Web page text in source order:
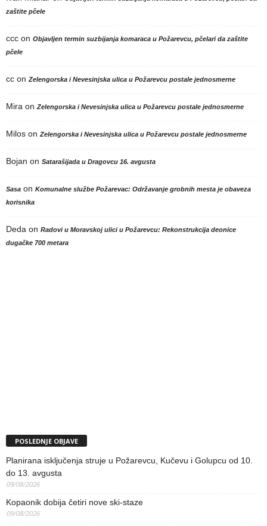
zaštite pčele
ccc on Objavljen termin suzbijanja komaraca u Požarevcu, pčelari da zaštite
pčele
cc on Zelengorska i Nevesinjska ulica u Požarevcu postale jednosmerne
Mira on Zelengorska i Nevesinjska ulica u Požarevcu postale jednosmerne
Milos on Zelengorska i Nevesinjska ulica u Požarevcu postale jednosmerne
Bojan on Satarašijada u Dragovcu 16. avgusta
Sasa on Komunalne službe Požarevac: Održavanje grobnih mesta je obaveza
korisnika
Deda on Radovi u Moravskoj ulici u Požarevcu: Rekonstrukcija deonice
dugačke 700 metara
POSLEDNJE OBJAVE
Planirana isključenja struje u Požarevcu, Kučevu i Golupcu od 10.
do 13. avgusta
09/08/2026
Kopaonik dobija četiri nove ski-staze
09/08/2026